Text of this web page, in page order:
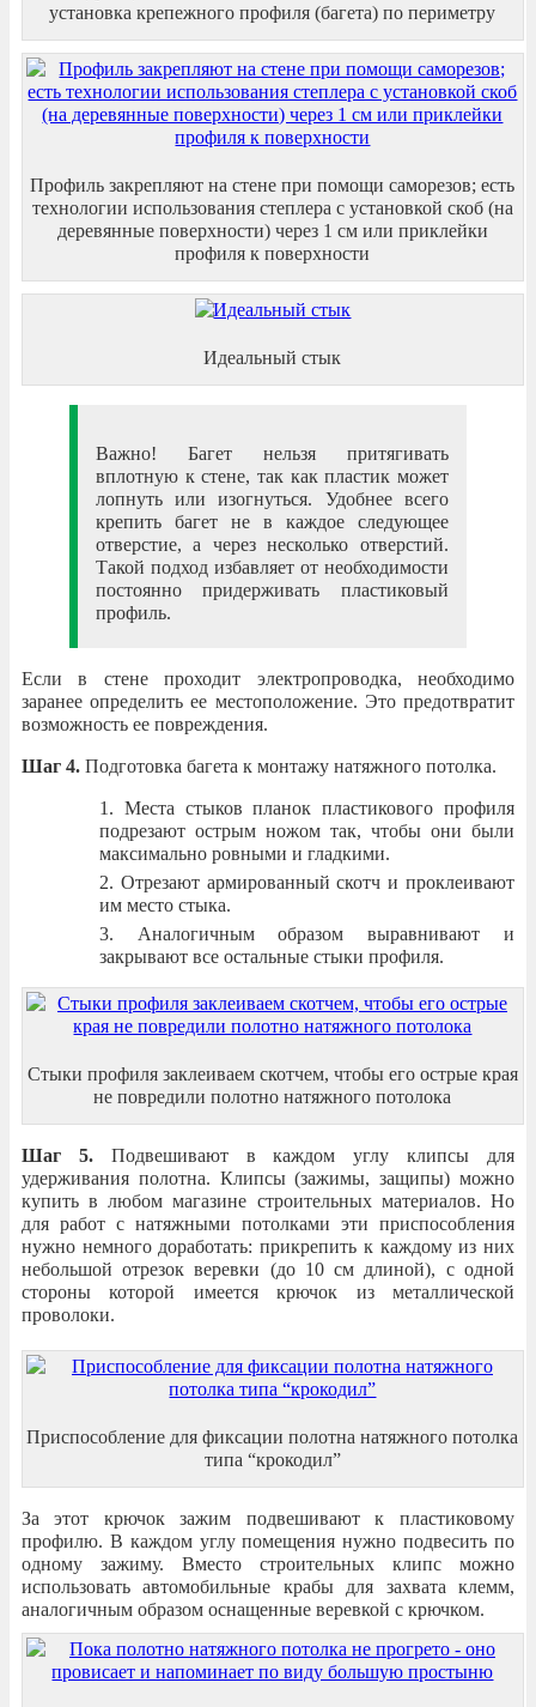
установка крепежного профиля (багета) по периметру
Профиль закрепляют на стене при помощи саморезов; есть
технологии использования степлера с установкой скоб (на
деревянные поверхности) через 1 см или приклейки
профиля к поверхности
Идеальный стык
Важно! Багет нельзя притягивать
вплотную к стене, так как пластик может
лопнуть или изогнуться. Удобнее всего
крепить багет не в каждое следующее
отверстие, а через несколько отверстий.
Такой подход избавляет от необходимости
постоянно придерживать пластиковый
профиль.
Если в стене проходит электропроводка, необходимо
заранее определить ее местоположение. Это предотвратит
возможность ее повреждения.
Шаг 4. Подготовка багета к монтажу натяжного потолка.
Места стыков планок пластикового профиля
подрезают острым ножом так, чтобы они были
максимально ровными и гладкими.
Отрезают армированный скотч и проклеивают
им место стыка.
Аналогичным образом выравнивают и
закрывают все остальные стыки профиля.
Стыки профиля заклеиваем скотчем, чтобы его острые края
не повредили полотно натяжного потолока
Шаг 5.Подвешивают в каждом углу клипсы для
удерживания полотна. Клипсы (зажимы, защипы) можно
купить в любом магазине строительных материалов. Но
для работ с натяжными потолками эти приспособления
нужно немного доработать: прикрепить к каждому из них
небольшой отрезок веревки (до 10 см длиной), с одной
стороны которой имеется крючок из металлической
проволоки.
Приспособление для фиксации полотна натяжного потолка
типа “крокодил”
За этот крючок зажим подвешивают к пластиковому
профилю. В каждом углу помещения нужно подвесить по
одному зажиму. Вместо строительных клипс можно
использовать автомобильные крабы для захвата клемм,
аналогичным образом оснащенные веревкой с крючком.